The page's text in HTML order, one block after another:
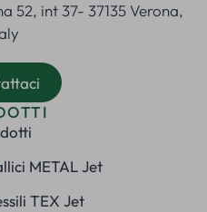
52, int 37- 37135 Verona,
METAL Jet
TEX Jet